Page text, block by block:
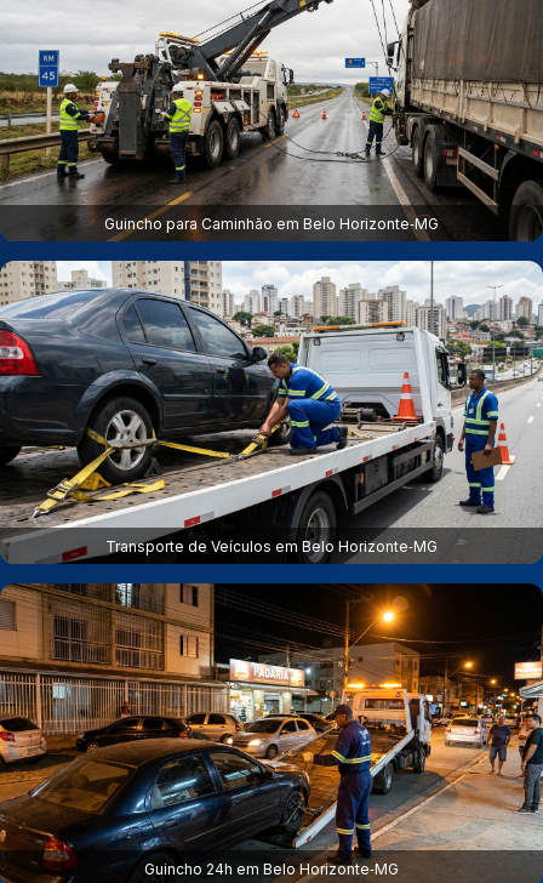
Guincho para Caminhão em Belo Horizonte‑MG
Transporte de Veículos em Belo Horizonte‑MG
Guincho 24h em Belo Horizonte‑MG